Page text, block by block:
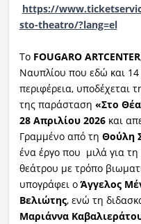
https://
sto-theatro/?lang=el
Το FOUGARO ARTCENTER
Ναυπλίου που εδώ και
περιφέρεια, υποδέχεται
της παράσταση «Στο
28 Απριλίου 2026 και
Γραμμένο από τη Θούλη
ένα έργο που μιλά για
θεάτρου με τρόπο
υπογράφει οΆγγελος
Βελιώτης, ενώ τη
Μαριάννα